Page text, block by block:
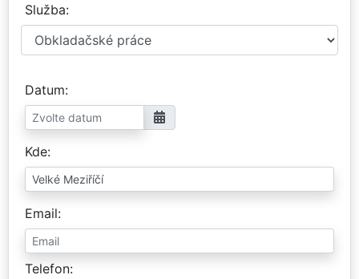
Služba
Datum
Kde
Email
Telefon